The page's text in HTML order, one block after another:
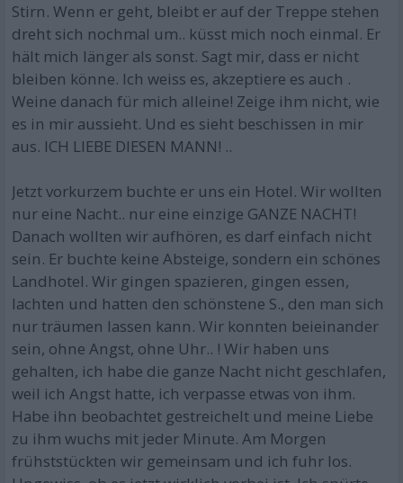
Stirn. Wenn er geht, bleibt er auf der Treppe stehen
dreht sich nochmal um.. küsst mich noch einmal. Er
hält mich länger als sonst. Sagt mir, dass er nicht
bleiben könne. Ich weiss es, akzeptiere es auch .
Weine danach für mich alleine! Zeige ihm nicht, wie
es in mir aussieht. Und es sieht beschissen in mir
aus. ICH LIEBE DIESEN MANN! ..
Jetzt vorkurzem buchte er uns ein Hotel. Wir wollten
nur eine Nacht.. nur eine einzige GANZE NACHT!
Danach wollten wir aufhören, es darf einfach nicht
sein. Er buchte keine Absteige, sondern ein schönes
Landhotel. Wir gingen spazieren, gingen essen,
lachten und hatten den schönstene S., den man sich
nur träumen lassen kann. Wir konnten beieinander
sein, ohne Angst, ohne Uhr.. ! Wir haben uns
gehalten, ich habe die ganze Nacht nicht geschlafen,
weil ich Angst hatte, ich verpasse etwas von ihm.
Habe ihn beobachtet gestreichelt und meine Liebe
zu ihm wuchs mit jeder Minute. Am Morgen
frühststückten wir gemeinsam und ich fuhr los.